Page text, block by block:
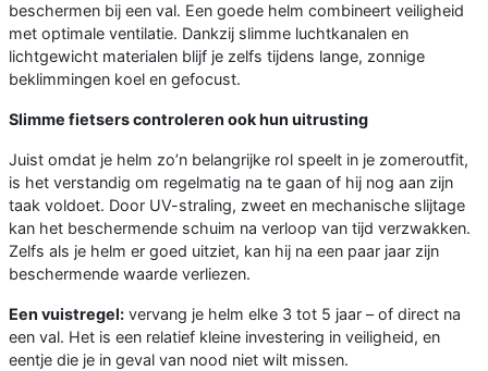
beschermen bij een val. Een goede helm combineert veiligheid
met optimale ventilatie. Dankzij slimme luchtkanalen en
lichtgewicht materialen blijf je zelfs tijdens lange, zonnige
beklimmingen koel en gefocust.
Slimme fietsers controleren ook hun uitrusting
Juist omdat je helm zo’n belangrijke rol speelt in je zomeroutfit,
is het verstandig om regelmatig na te gaan of hij nog aan zijn
taak voldoet. Door UV-straling, zweet en mechanische slijtage
kan het beschermende schuim na verloop van tijd verzwakken.
Zelfs als je helm er goed uitziet, kan hij na een paar jaar zijn
beschermende waarde verliezen.
Een vuistregel: vervang je helm elke 3 tot 5 jaar – of direct na
een val. Het is een relatief kleine investering in veiligheid, en
eentje die je in geval van nood niet wilt missen.